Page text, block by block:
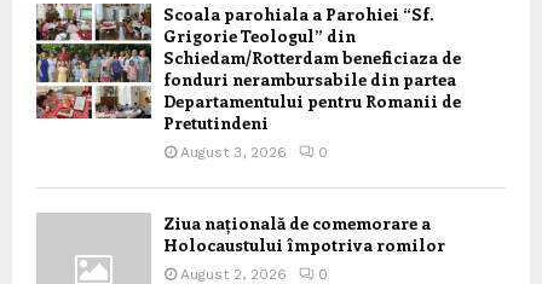
Scoala parohiala a Parohiei “Sf.
Grigorie Teologul” din
Schiedam/Rotterdam beneficiaza de
fonduri nerambursabile din partea
Departamentului pentru Romanii de
Pretutindeni
August 3, 2026 0
Ziua națională de comemorare a
Holocaustului împotriva romilor
August 2, 2026 0